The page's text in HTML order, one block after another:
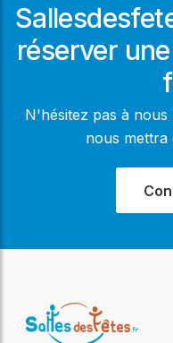
réserver
N'hésitez pas à
nous mettra